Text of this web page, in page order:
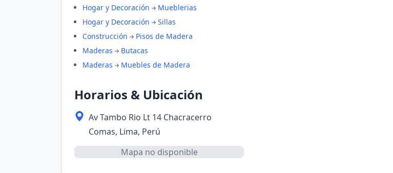
Hogar y Decoración
Mueblerias
Hogar y Decoración
Sillas
Construcción
Pisos de Madera
Maderas
Butacas
Maderas
Muebles de Madera
Horarios & Ubicación
Av Tambo Rio Lt 14 Chacracerro
Comas, Lima, Perú
Mapa no disponible